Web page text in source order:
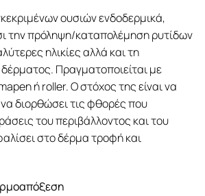
ουσιών ενδοδερμικά,
την πρόληψη/καταπολέμηση ρυτίδων
ηλικίες αλλά και τη
Πραγματοποιείται με
ή roller. Ο στόχος της είναι να
διορθώσει τις φθορές που
του περιβάλλοντος και του
στο δέρμα τροφή και